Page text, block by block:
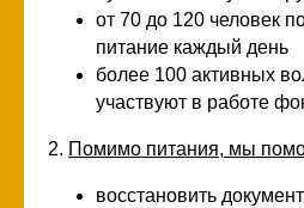
от 70 до 120 человек
питание каждый день
более 100 активных
участвуют в работе
2. Помимо питания, мы
восстановить
Стань